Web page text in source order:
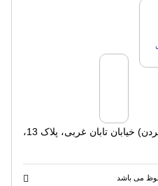
لایسنس های فروش سفرتاپ
تهران، خیابان نلسون ماندلا (جردن) خیابان تابان غربی، پلاک 13،
می باشد